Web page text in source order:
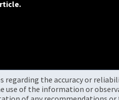
regarding the accuracy or
use of the information or